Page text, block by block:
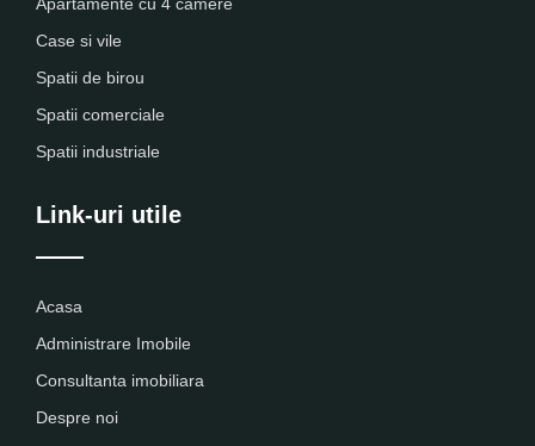
Apartamente cu 4 camere
Case si vile
Spatii de birou
Spatii comerciale
Spatii industriale
Link-uri utile
Acasa
Administrare Imobile
Consultanta imobiliara
Despre noi